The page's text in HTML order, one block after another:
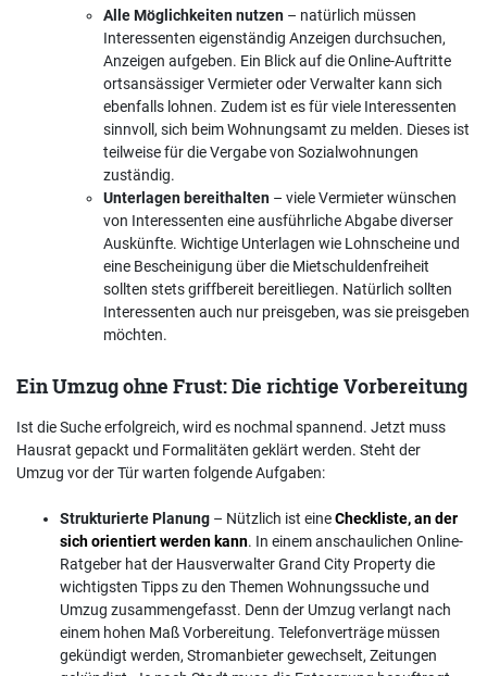
Alle Möglichkeiten nutzen – natürlich müssen
Interessenten eigenständig Anzeigen durchsuchen,
Anzeigen aufgeben. Ein Blick auf die Online-Auftritte
ortsansässiger Vermieter oder Verwalter kann sich
ebenfalls lohnen. Zudem ist es für viele Interessenten
sinnvoll, sich beim Wohnungsamt zu melden. Dieses ist
teilweise für die Vergabe von Sozialwohnungen
zuständig.
Unterlagen bereithalten – viele Vermieter wünschen
von Interessenten eine ausführliche Abgabe diverser
Auskünfte. Wichtige Unterlagen wie Lohnscheine und
eine Bescheinigung über die Mietschuldenfreiheit
sollten stets griffbereit bereitliegen. Natürlich sollten
Interessenten auch nur preisgeben, was sie preisgeben
möchten.
Ein Umzug ohne Frust: Die richtige Vorbereitung
Ist die Suche erfolgreich, wird es nochmal spannend. Jetzt muss
Hausrat gepackt und Formalitäten geklärt werden. Steht der
Umzug vor der Tür warten folgende Aufgaben:
Strukturierte Planung – Nützlich ist eineCheckliste, an der
sich orientiert werden kann. In einem anschaulichen Online-
Ratgeber hat der Hausverwalter Grand City Property die
wichtigsten Tipps zu den Themen Wohnungssuche und
Umzug zusammengefasst. Denn der Umzug verlangt nach
einem hohen Maß Vorbereitung. Telefonverträge müssen
gekündigt werden, Stromanbieter gewechselt, Zeitungen